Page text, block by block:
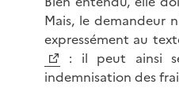
Mais, le demandeur
expressément au
: il peut ainsi
indemnisation des